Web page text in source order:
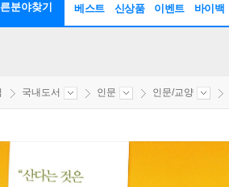
분야찾기 베스트 신상품 이벤트 바이백
국내도서 인문 인문/교양